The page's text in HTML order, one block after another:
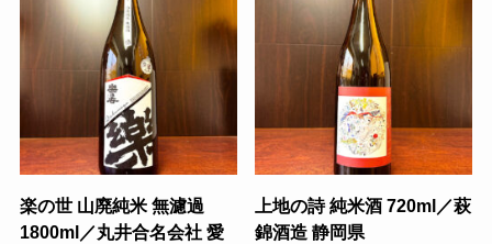
楽の世 山廃純米 無濾過
1800ml／丸井合名会社 愛
上地の詩 純米酒 720ml／萩
錦酒造 静岡県